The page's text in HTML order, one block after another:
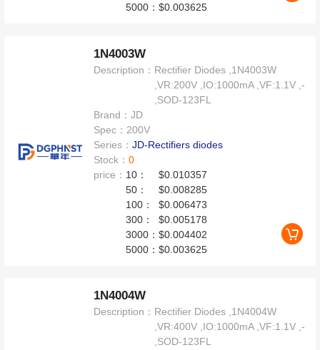
5000：$0.003625
1N4003W
Description： Rectifier Diodes ,1N4003W
,VR:200V ,IO:1000mA ,VF:1.1V ,-
,SOD-123FL
Brand：JD
Spec： 200V
Series：JD-Rectifiers diodes
Stock：0
price： 10：
$0.010357
50：
$0.008285
100：
$0.006473
300：
$0.005178
3000：$0.004402
5000：$0.003625
1N4004W
Description： Rectifier Diodes ,1N4004W
,VR:400V ,IO:1000mA ,VF:1.1V ,-
,SOD-123FL